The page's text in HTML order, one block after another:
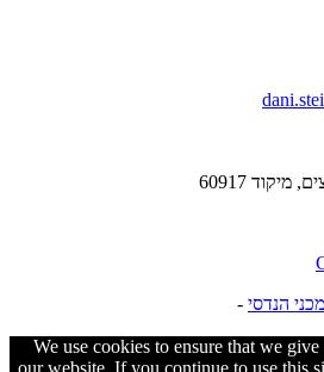
הנדסי -
We use cookies to ensure that we
our website. If you continue to use this